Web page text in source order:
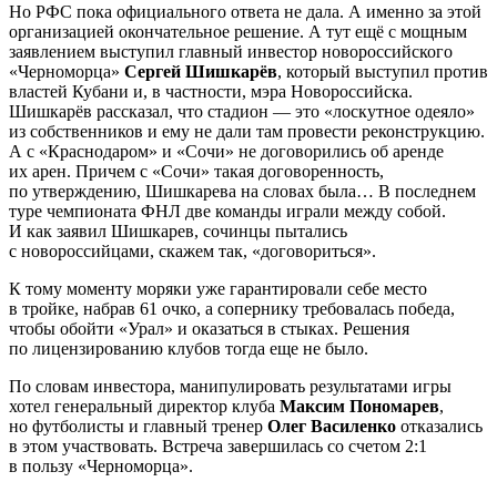
Но РФС пока официального ответа не дала. А именно за этой
организацией окончательное решение. А тут ещё с мощным
заявлением выступил главный инвестор новороссийского
«Черноморца» Сергей Шишкарёв, который выступил против
властей Кубани и, в частности, мэра Новороссийска.
Шишкарёв рассказал, что стадион — это «лоскутное одеяло»
из собственников и ему не дали там провести реконструкцию.
А с «Краснодаром» и «Сочи» не договорились об аренде
их арен. Причем с «Сочи» такая договоренность,
по утверждению, Шишкарева на словах была… В последнем
туре чемпионата ФНЛ две команды играли между собой.
И как заявил Шишкарев, сочинцы пытались
с новороссийцами, скажем так, «договориться».
К тому моменту моряки уже гарантировали себе место
в тройке, набрав 61 очко, а сопернику требовалась победа,
чтобы обойти «Урал» и оказаться в стыках. Решения
по лицензированию клубов тогда еще не было.
По словам инвестора, манипулировать результатами игры
хотел генеральный директор клуба Максим Пономарев,
но футболисты и главный тренер Олег Василенко отказались
в этом участвовать. Встреча завершилась со счетом 2:1
в пользу «Черноморца».